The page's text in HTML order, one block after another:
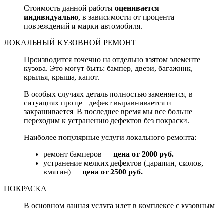
Стоимость данной работы оценивается
индивидуально, в зависимости от процента
повреждений и марки автомобиля.
ЛОКАЛЬНЫЙ КУЗОВНОЙ РЕМОНТ
Производится точечно на отдельно взятом элементе
кузова. Это могут быть: бампер, двери, багажник,
крылья, крыша, капот.
В особых случаях деталь полностью заменяется, в
ситуациях проще - дефект выравнивается и
закрашивается. В последнее время мы все больше
переходим к устранению дефектов без покраски.
Наиболее популярные услуги локального ремонта:
ремонт бамперов — цена от 2000 руб.
устранение мелких дефектов (царапин, сколов,
вмятин) — цена от 2500 руб.
ПОКРАСКА
В основном данная услуга идет в комплексе с кузовным